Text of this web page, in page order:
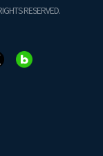
RESERVED.